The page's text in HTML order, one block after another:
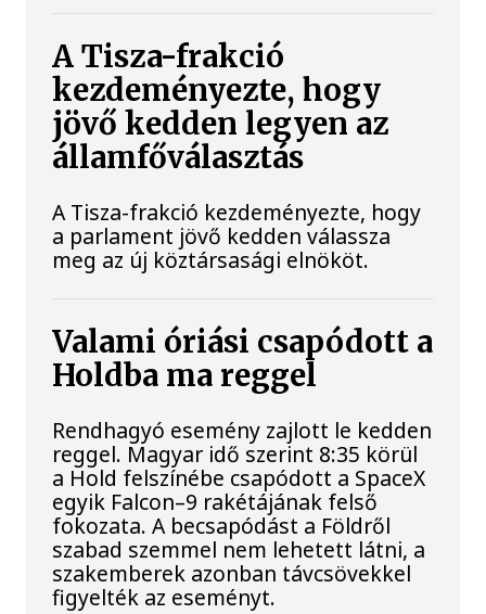
A Tisza-frakció
kezdeményezte, hogy
jövő kedden legyen az
államfőválasztás
A Tisza-frakció kezdeményezte, hogy
a parlament jövő kedden válassza
meg az új köztársasági elnököt.
Valami óriási csapódott a
Holdba ma reggel
Rendhagyó esemény zajlott le kedden
reggel. Magyar idő szerint 8:35 körül
a Hold felszínébe csapódott a SpaceX
egyik Falcon–9 rakétájának felső
fokozata. A becsapódást a Földről
szabad szemmel nem lehetett látni, a
szakemberek azonban távcsövekkel
figyelték az eseményt.